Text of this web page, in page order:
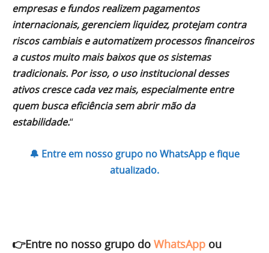
empresas e fundos realizem pagamentos
internacionais, gerenciem liquidez, protejam contra
riscos cambiais e automatizem processos financeiros
a custos muito mais baixos que os sistemas
tradicionais. Por isso, o uso institucional desses
ativos cresce cada vez mais, especialmente entre
quem busca eficiência sem abrir mão da
estabilidade.“
🔔 Entre em nosso grupo no WhatsApp e fique
atualizado.
👉Entre no nosso grupo do WhatsApp ou